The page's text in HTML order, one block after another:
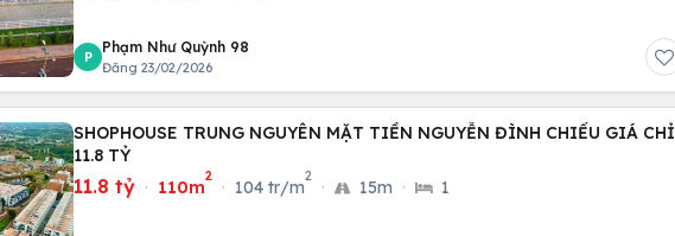
P
Phạm Như Quỳnh 98
Đăng 23/02/2026
SHOPHOUSE TRUNG NGUYÊN MẶT TIỀN NGUYỄN ĐÌNH CHIỂU GIÁ CHỈ
11.8 TỶ
11.8 tỷ · 110m
2
· 104 tr/m
2
· 15m · 1